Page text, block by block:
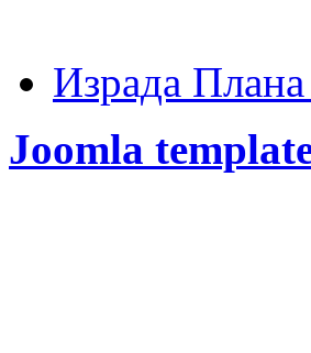
Израда
Joomla